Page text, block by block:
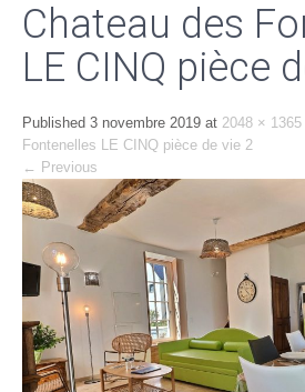
Chateau des
LE CINQ pièce
Published 3 novembre 2019 at 2048 × 1365
Fontenelles LE CINQ pièce de vie 2
← Previous